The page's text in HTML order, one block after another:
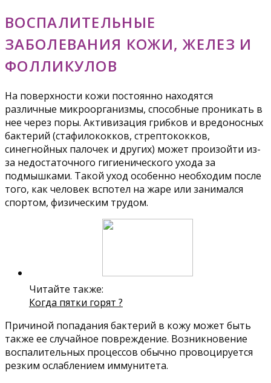
ВОСПАЛИТЕЛЬНЫЕ
ЗАБОЛЕВАНИЯ КОЖИ, ЖЕЛЕЗ И
ФОЛЛИКУЛОВ
На поверхности кожи постоянно находятся
различные микроорганизмы, способные проникать в
нее через поры. Активизация грибков и вредоносных
бактерий (стафилококков, стрептококков,
синегнойных палочек и других) может произойти из-
за недостаточного гигиенического ухода за
подмышками. Такой уход особенно необходим после
того, как человек вспотел на жаре или занимался
спортом, физическим трудом.
Читайте также:
Когда пятки горят ?
Причиной попадания бактерий в кожу может быть
также ее случайное повреждение. Возникновение
воспалительных процессов обычно провоцируется
резким ослаблением иммунитета.